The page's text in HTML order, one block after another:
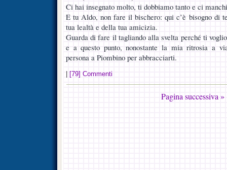
Ci hai insegnato molto, ti dobbiamo tanto e ci
E tu Aldo, non fare il bischero: qui c’è bisogno di
tua lealtà e della tua amicizia.
Guarda di fare il tagliando alla svelta perché ti
e a questo punto, nonostante la mia ritrosia a
persona a Piombino per abbracciarti.
[79] Commenti
Pagina successiva »